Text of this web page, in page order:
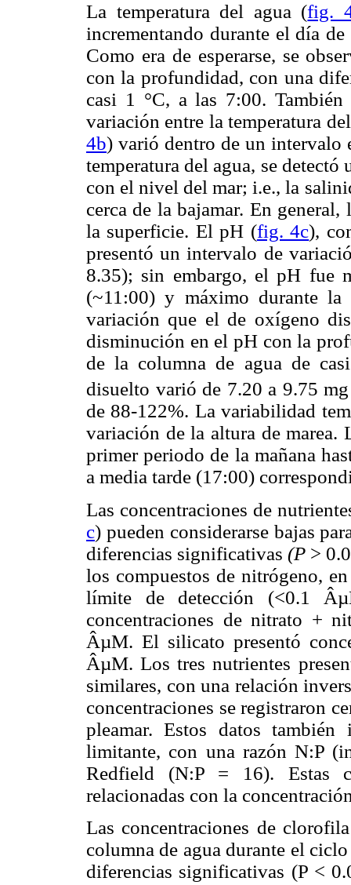
La temperatura del agua (fig.
incrementando durante el día
Como era de esperarse, se
con la profundidad, con una
casi 1 °C, a las 7:00.
variación entre la temperatura
4b) varió dentro de un intervalo
temperatura del agua, se
con el nivel del mar; i.e., la
cerca de la bajamar. En
la superficie. El pH (fig. 4c),
presentó un intervalo de
8.35); sin embargo, el pH fue
(~11:00) y máximo durante la
variación que el de oxígeno
disminución en el pH con la
de la columna de agua de
disuelto varió de 7.20 a 9.75
de 88-122%. La variabilidad
variación de la altura de marea.
primer periodo de la mañana
a media tarde (17:00)
Las concentraciones de
c) pueden considerarse bajas
diferencias significativas(P >
los compuestos de nitrógeno,
límite de detección (<0.1
concentraciones de nitrato +
ÂµM. El silicato presentó
ÂµM. Los tres nutrientes
similares, con una relación
concentraciones se registraron
pleamar. Estos datos
limitante, con una razón N:P
Redfield (N:P = 16). Estas
relacionadas con la
Las concentraciones de
columna de agua durante el
diferencias significativas (P <